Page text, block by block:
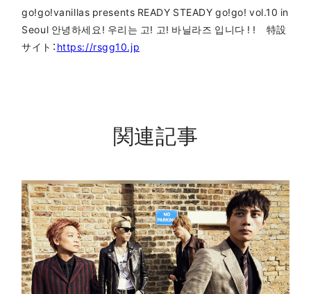
go!go!vanillas presents READY STEADY go!go! vol.10 in
Seoul 안녕하세요! 우리는 고! 고! 바닐라즈 입니다 ! ! 特設
サイト： https://rsgg10.jp
関連記事